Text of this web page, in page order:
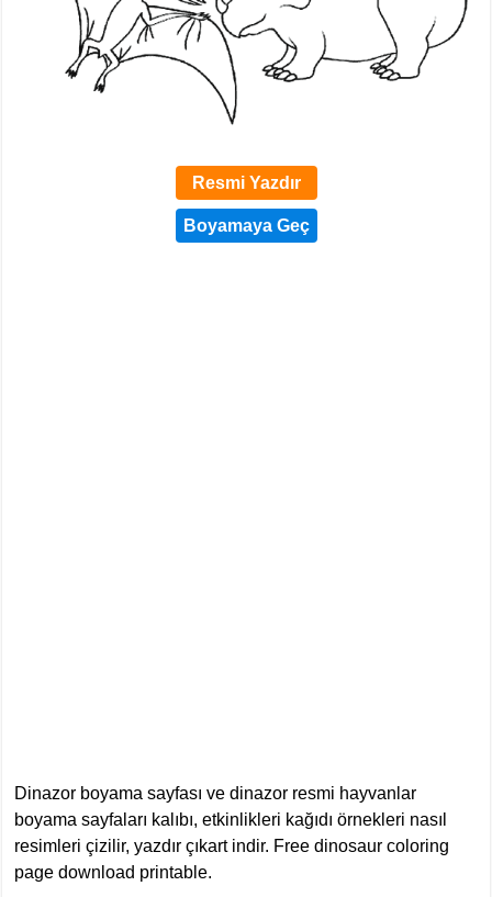
Resmi Yazdır
Dinazor boyama sayfası ve dinazor resmi hayvanlar
boyama sayfaları kalıbı, etkinlikleri kağıdı örnekleri nasıl
resimleri çizilir, yazdır çıkart indir. Free dinosaur coloring
page download printable.